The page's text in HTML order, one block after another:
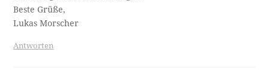
Beste Grüße,
Lukas Morscher
Antworten